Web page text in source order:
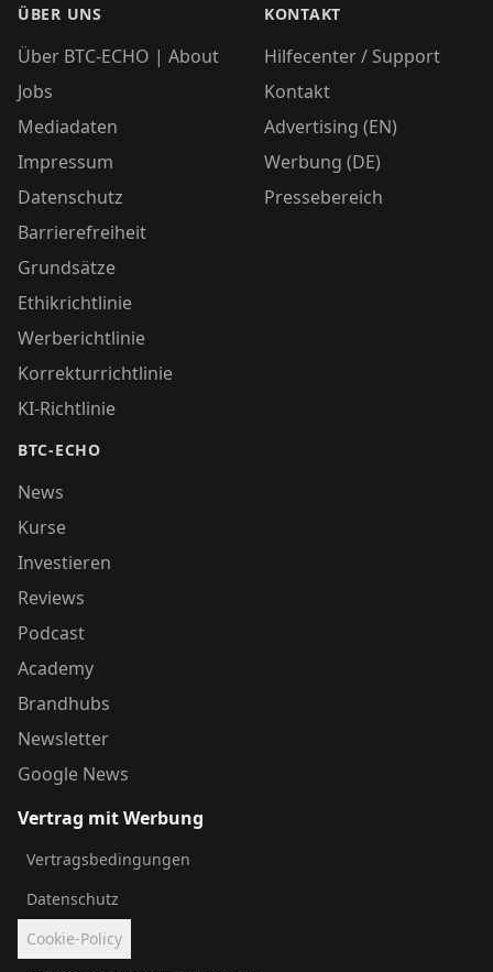
ÜBER UNS
Über BTC-ECHO | About
Jobs
Mediadaten
Impressum
Datenschutz
Barrierefreiheit
Grundsätze
Ethikrichtlinie
Werberichtlinie
Korrekturrichtlinie
KI-Richtlinie
BTC-ECHO
News
Kurse
Investieren
Reviews
Podcast
Academy
Brandhubs
Newsletter
Google News
KONTAKT
Hilfecenter / Support
Kontakt
Advertising (EN)
Werbung (DE)
Pressebereich
Vertrag mit Werbung
Vertragsbedingungen
Datenschutz
Cookie-Policy